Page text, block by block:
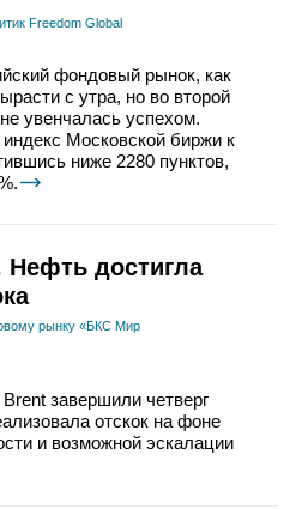
Freedom Global
фондовый рынок, как
с утра, но во второй
увенчалась успехом.
Московской биржи к
ниже 2280 пунктов,
Нефть достигла
рынку «БКС Мир
завершили четверг
отскок на фоне
и возможной эскалации